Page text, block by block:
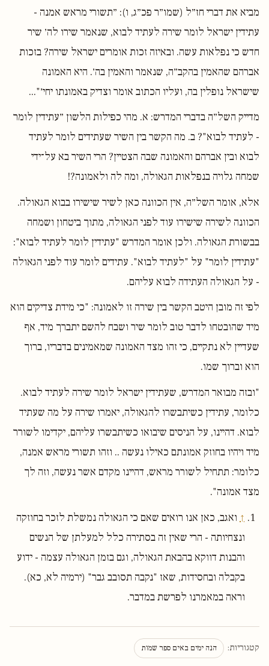
מביא את דברי חז״ל (שמו״ר פכ״ג, ו): ״תשורי מראש אמנה -
עתידין ישראל לומר שירה לעתיד לבוא, שנאמר שירו לה׳ שיר
חדש כי נפלאות עשה. ובאיזה זכות אומרים ישראל שירה? בזכות
אברהם שהאמין בהקב״ה, שנאמר והאמין בה׳. היא האמונה
שישראל נופלין בה, ועליו הכתוב אומר וצדיק באמונתו יחי׳"...
מדייק השל״ה בדברי המדרש: א. מהי כפילות הלשון ״עתידין לומר
- לעתיד לבוא"? ב. מה הקשר בין השיר שעתידים לומר לעתיד
לבוא ובין אברהם והאמונה שבה הצטיין? הרי השיר בא על־ידי
שמחה גלויה בנפלאות הגאולה, ומה לה ולאמונה?!
אלא, אומר השל״ה, אין הכוונה כאן לשיר שישירו בבוא הגאולה.
הכוונה לשירה שישירו עוד לפני הגאולה, מתוך ביטחון ושמחה
בבשורת הגאולה. ולכן אומר המדרש "עתידין לומר לעתיד לבוא":
"עתידין לומר" על "לעתיד לבוא". עתידים לומר עוד לפני הגאולה
- על הגאולה העתידה לבוא עליהם.
לפי זה מובן היטב הקשר בין שירה זו לאמונה: "כי מידת צדיקים הוא
מיד שהובטחו לדבר טוב לומר שיר ושבח להשם יתברך מיד, אף
שעדיין לא נתקיים, כי זהו מצד האמונה שמאמינים בדבריו, ברוך
הוא וברוך שמו.
"ובזה מבואר המדרש, שעתידין ישראל לומר שירה לעתיד לבוא.
כלומר, עתידין כשיתבשרו להגאולה, יאמרו שירה על מה שעתיד
לבוא. דהיינו, על הניסים שיבואו כשיתבשרו עליהם, יקדימו לשורר
מיד ויהיו בחוזק אמונתם כאילו נעשה .. וזהו תשורי מראש אמנה,
כלומר: תתחיל לשורר מראש, דהיינו מקדם אשר נעשה, וזה לך
מצד אמונה".
↑ ואגב, כאן אנו רואים שאם כי הגאולה נמשלת לזכר בחוזקה
ונצחיותה - הרי שאין זה בסתירה כלל למעלתן של הנשים
והבנות דווקא בהבאת הגאולה, וגם בזמן הגאולה עצמה - ידוע
בקבלה ובחסידות, שאז "נקבה תסובב גבר" (ירמיה לא, כא).
וראה במאמרנו לפרשת במדבר.
קטגוריות: הנה ימים באים ספר שמות